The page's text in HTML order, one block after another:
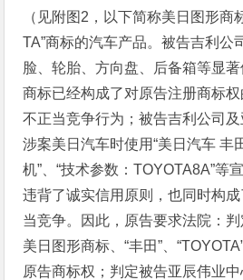
（见附图2，以下简称美日图形商
TA”商标的汽车产品。被告吉利公
脸、轮胎、方向盘、后备箱等显
商标已经构成了对原告注册商标
不正当竞争行为；被告吉利公司
涉案美日汽车时使用“美日汽车 丰
机”、“技术参数：TOYOTA8A”等
违背了诚实信用原则，也同时构
当竞争。因此，原告要求法院：
美日图形商标、“丰田”、
原告商标权；判定被告亚辰伟业